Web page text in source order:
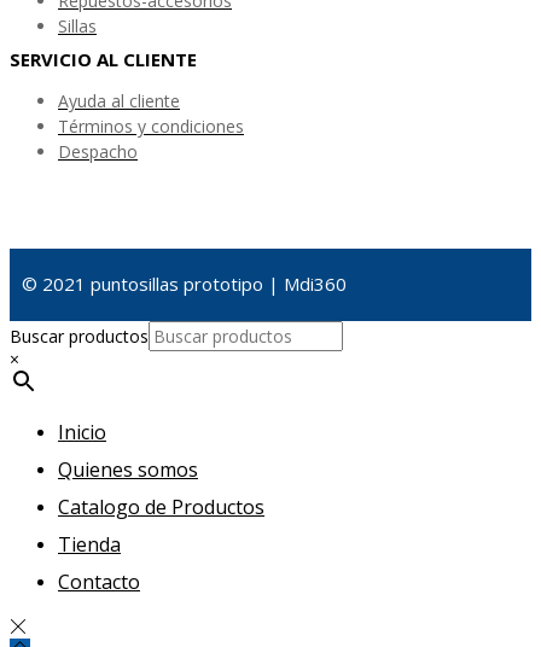
Sillas
SERVICIO AL CLIENTE
Ayuda al cliente
Términos y condiciones
Despacho
© 2021 puntosillas prototipo | Mdi360
Buscar productos
×
Inicio
Quienes somos
Catalogo de Productos
Tienda
Contacto